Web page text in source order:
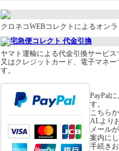
クロネコWEBコレクトによるオンラ
ヤマト運輸による代金引換サービ
又はクレジットカード、電子マネ
す。
PayPal
す。
こちら
ALより
メール
案内に
手続き